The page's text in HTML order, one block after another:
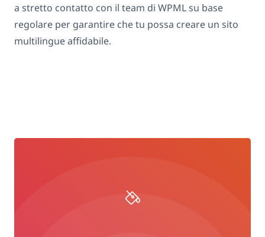
a stretto contatto con il team di WPML su base
regolare per garantire che tu possa creare un sito
multilingue affidabile.